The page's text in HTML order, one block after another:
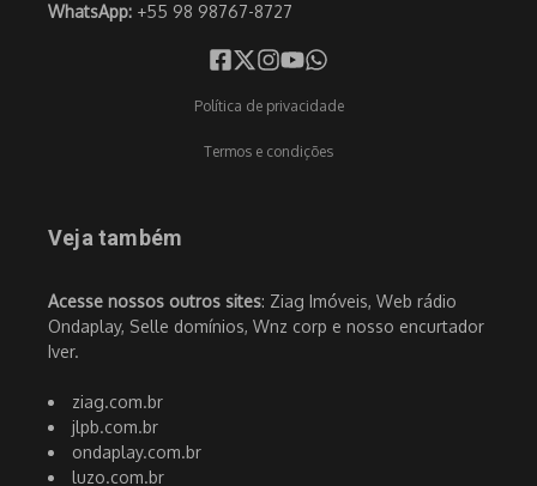
WhatsApp: +55 98 98767-8727
Política de privacidade
Termos e condições
Veja também
Acesse nossos outros sites: Ziag Imóveis, Web rádio
Ondaplay, Selle domínios, Wnz corp e nosso encurtador
Iver.
ziag.com.br
jlpb.com.br
ondaplay.com.br
luzo.com.br